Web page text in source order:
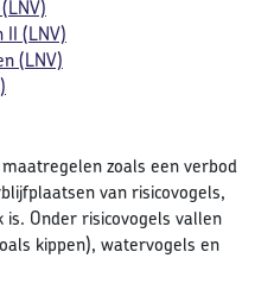
II (LNV)
(LNV)
zoals een verbod
van risicovogels,
Onder risicovogels vallen
kippen), watervogels en